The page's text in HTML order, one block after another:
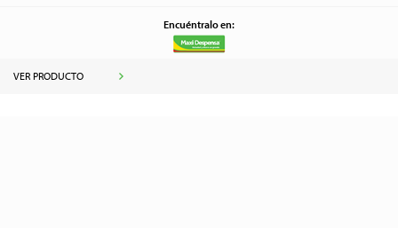
Encuéntralo en:
VER PRODUCTO